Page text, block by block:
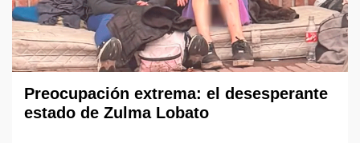
Preocupación extrema: el desesperante
estado de Zulma Lobato